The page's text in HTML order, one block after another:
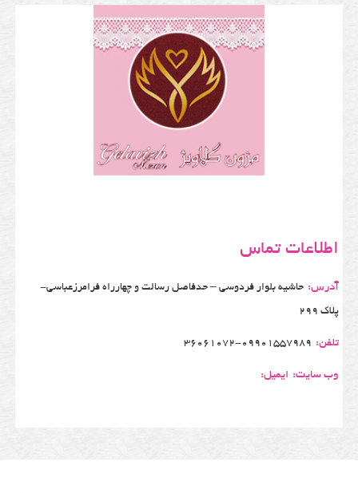
اطلاعات تماس
آدرس: حاشیه بلوار فردوسی – حدفاصل رسالت و چهارراه فرامرزعباسی-
پلاک 299
تلفن: 36061072-09901557989
وب سایت: ایمیل: